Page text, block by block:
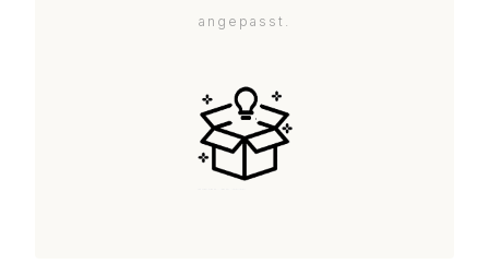
angepasst.